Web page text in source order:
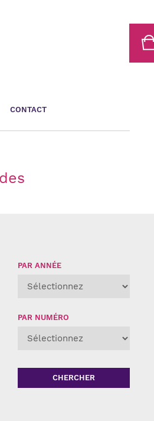
CONTACT
PAR ANNÉE
PAR NUMÉRO
CHERCHER